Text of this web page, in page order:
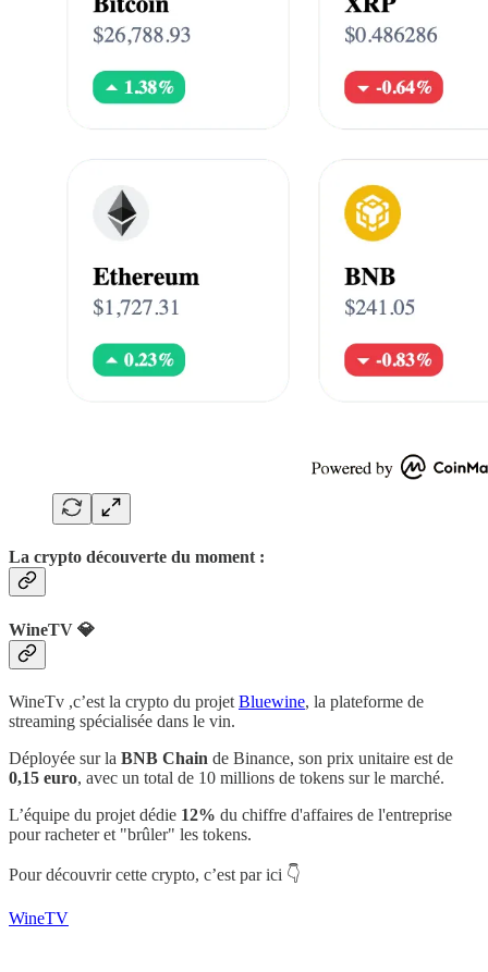
La crypto découverte du moment :
WineTV 💎
WineTv ,c’est la crypto du projet Bluewine, la plateforme de
streaming spécialisée dans le vin.
Déployée sur la BNB Chain de Binance, son prix unitaire est de
0,15 euro, avec un total de 10 millions de tokens sur le marché.
L’équipe du projet dédie 12% du chiffre d'affaires de l'entreprise
pour racheter et "brûler" les tokens.
Pour découvrir cette crypto, c’est par ici 👇
WineTV